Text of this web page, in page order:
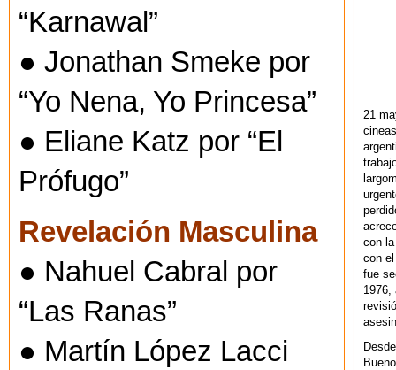
“Karnawal”
● Jonathan Smeke por
“Yo Nena, Yo Princesa”
● Eliane Katz por “El
Prófugo”
Revelación Masculina
● Nahuel Cabral por
“Las Ranas”
● Martín López Lacci
21
con
con
fue
1976,